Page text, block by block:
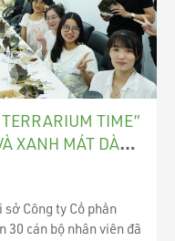
TIME”
XANH MÁT DÀNH
sở Công ty Cổ phần
30 cán bộ nhân viên đã